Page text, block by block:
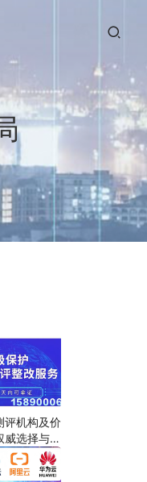
评机构及价
威选择与费